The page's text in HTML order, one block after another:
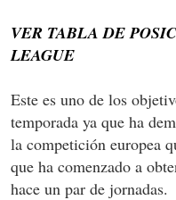
VER TABLA DE
LEAGUE
Este es uno de los
temporada ya que ha
la competición europea
que ha comenzado a
hace un par de jornadas.